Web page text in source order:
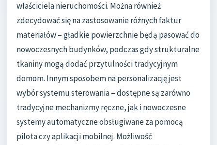
właściciela nieruchomości. Można również
zdecydować się na zastosowanie różnych faktur
materiałów – gładkie powierzchnie będą pasować do
nowoczesnych budynków, podczas gdy strukturalne
tkaniny mogą dodać przytulności tradycyjnym
domom. Innym sposobem na personalizację jest
wybór systemu sterowania – dostępne są zarówno
tradycyjne mechanizmy ręczne, jak i nowoczesne
systemy automatyczne obsługiwane za pomocą
pilota czy aplikacji mobilnej. Możliwość